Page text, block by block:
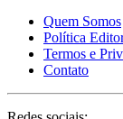
Quem Somos
Política
Termos e
Contato